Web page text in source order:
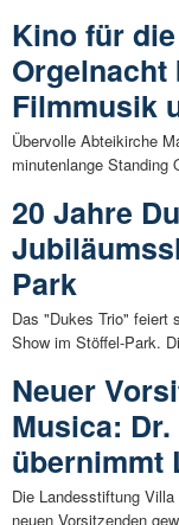
Kino für
Filmmusik
Übervolle Abteikirche
minutenlange Standing
20 Jahre
Park
Das "Dukes Trio" feiert
Show im Stöffel-Park.
Neuer
Musica:
übernimmt
Die Landesstiftung
neuen Vorsitzenden